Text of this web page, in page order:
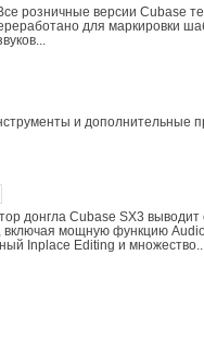
розничные версии Cubase
для маркировки
и дополнительные
донгла Cubase SX3
мощную функцию
Inplace Editing и